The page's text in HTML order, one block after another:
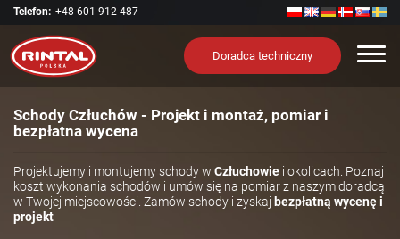
Telefon: +48 601 912 487
Doradca techniczny
Schody Człuchów - Projekt i montaż, pomiar i
bezpłatna wycena
Projektujemy i montujemy schody w Człuchowie i okolicach. Poznaj
koszt wykonania schodów i umów się na pomiar z naszym doradcą
w Twojej miejscowości. Zamów schody i zyskaj bezpłatną wycenę i
projekt